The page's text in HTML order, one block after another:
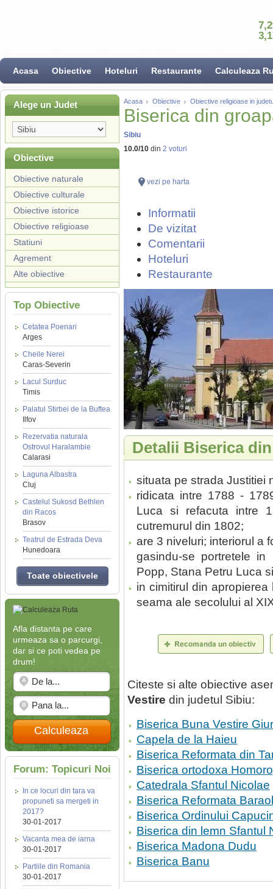
Acasa Obiective Hoteluri Restaurante Calculeaza
Alege un Judet
Obiective
Obiective naturale
Obiective culturale
Obiective istorice
Obiective religioase
Statiuni
Agrement
Alte obiective
Top Obiective
Cetatea Poenari
Arges
Cheile Nerei
Caras-Severin
Lacul Surduc
Timis
Palatul Stirbei de la Buftea
Ilfov
Rezervatia naturala
Ostrovul Haralambie
Calarasi
Laguna Albastra
Cluj
Castelul Sukosd Bethlen
din Racos
Brasov
Teatrul de Estrada Deva
Hunedoara
Toate obiectivele
Afla distanta pe care
urmeaza sa o parcurgi,
dar si ce poti vedea pe
drum!
Calculeaza
Forum: Topicuri Noi
In ce locuri din tara va
propuneti sa mergeti in
2017?
30-01-2017
Vacanta mea de iarna
30-01-2017
Partiile din Romania
30-01-2017
Acasa Obiective Obiective religioase in
Biserica din
Sibiu
10.0/10 din 2 voturi
vezi pe harta
Informatii
De vizitat
Comentarii
Hoteluri
Restaurante
Detalii Biserica
situata pe strada Justitiei
ridicata intre 1788 -
Luca si refacuta intre
cutremurul din 1802;
are 3 niveluri; interiorul a
gasindu-se portretele
Popp, Stana Petru Luca
in cimitirul din
seama ale secolului al
Citeste si alte obiective
Vestire din judetul Sibiu:
Biserica Buna Vestire
Capela de la Haieu
Biserica Reformata din
Biserica ortodoxa
Catedrala Sfantul Nicolae
Biserica Reformata
Biserica Ordinului
Biserica din lemn Sfantul
Biserica Madona Dudu
Biserica Banu